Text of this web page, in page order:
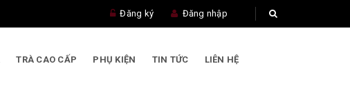
Đăng ký Đăng nhập
TRÀ CAO CẤP PHỤ KIỆN TIN TỨC LIÊN HỆ